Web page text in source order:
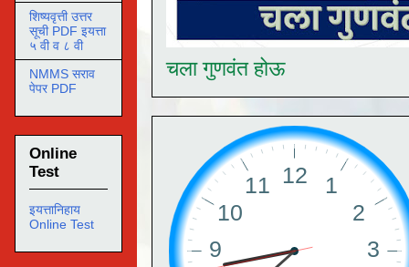
चला गुणवंत होऊ
शिष्यवृत्ती उत्तर
सूची PDF इयत्ता
५ वी व ८ वी
NMMS सराव
पेपर PDF
Online
Test
इयत्तानिहाय
Online Test